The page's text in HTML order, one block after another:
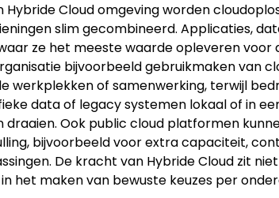
Hybride Cloud omgeving worden
slim gecombineerd. Applicaties,
ze het meeste waarde opleveren voor
bijvoorbeeld gebruikmaken van
werkplekken of samenwerking, terwijl
data of legacy systemen lokaal of in
draaien. Ook public cloud platformen
bijvoorbeeld voor extra capaciteit,
De kracht van Hybride Cloud zit
het maken van bewuste keuzes per